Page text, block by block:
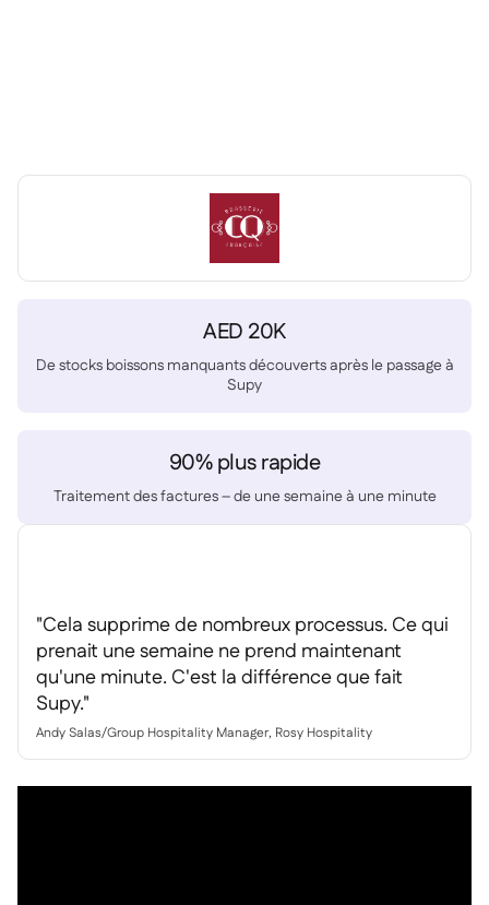
Prévisions des ventes par IA
Tableaux de bord interactifs
Delta Sharing
Accounting
 Implementation
AED 20K
De stocks boissons manquants découverts après le passage à
Supy
90% plus rapide
Traitement des factures – de une semaine à une minute
"Cela supprime de nombreux processus. Ce qui
prenait une semaine ne prend maintenant
qu'une minute. C'est la différence que fait
Supy."
Andy Salas/Group Hospitality Manager, Rosy Hospitality